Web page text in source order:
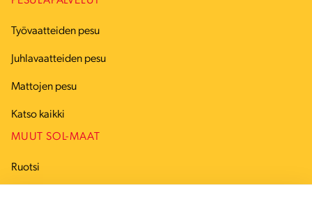
Työvaatteiden pesu
Juhlavaatteiden pesu
Mattojen pesu
Katso kaikki
MUUT SOL-MAAT
Ruotsi